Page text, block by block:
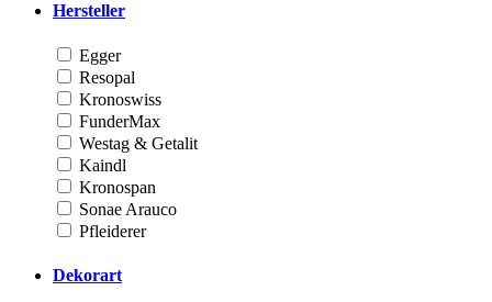
Hersteller
Egger
Resopal
Kronoswiss
FunderMax
Westag & Getalit
Kaindl
Kronospan
Sonae Arauco
Pfleiderer
Dekorart